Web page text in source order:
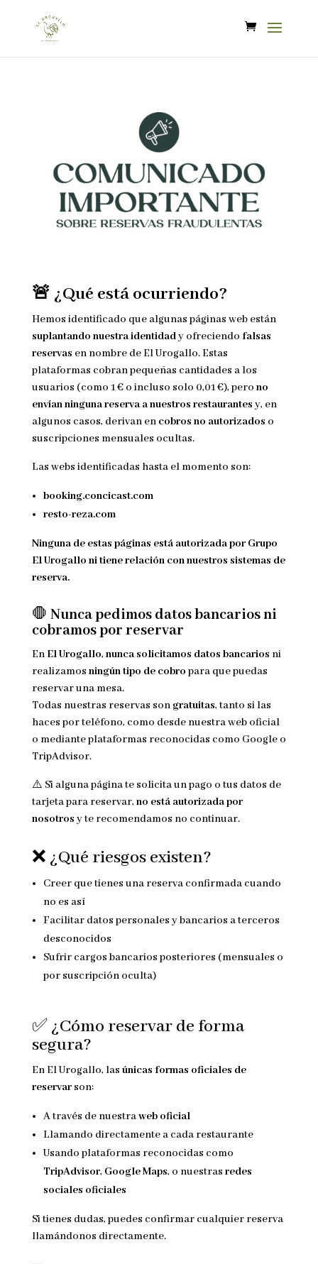
🚨 ¿Qué está ocurriendo?
Hemos identificado que algunas páginas web están
suplantando nuestra identidady ofreciendo falsas
reservas en nombre de El Urogallo. Estas
plataformas cobran pequeñas cantidades a los
usuarios (como 1 € o incluso solo 0,01 €), pero no
envían ninguna reserva a nuestros restaurantes y, en
algunos casos, derivan en cobros no autorizados o
suscripciones mensuales ocultas.
Las webs identificadas hasta el momento son:
booking.concicast.com
resto-reza.com
Ninguna de estas páginas está autorizada por Grupo
El Urogallo ni tiene relación con nuestros sistemas de
reserva.
🛑 Nunca pedimos datos bancarios ni
cobramos por reservar
EnEl Urogallo, nunca solicitamos datos bancarios ni
realizamos ningún tipo de cobro para que puedas
reservar una mesa.
Todas nuestras reservas son gratuitas, tanto si las
haces por teléfono, como desde nuestra web oficial
o mediante plataformas reconocidas como Google o
TripAdvisor.
⚠️ Si alguna página te solicita un pago o tus datos de
tarjeta para reservar, no está autorizada por
nosotros y te recomendamos no continuar.
❌ ¿Qué riesgos existen?
Creer que tienes una reserva confirmada cuando
no es así
Facilitar datos personales y bancarios a terceros
desconocidos
Sufrir cargos bancarios posteriores (mensuales o
por suscripción oculta)
✅ ¿Cómo reservar de forma
segura?
En El Urogallo, las únicas formas oficiales de
reservarson:
A través de nuestraweb oficial
Llamando directamente a cada restaurante
Usando plataformas reconocidas como
TripAdvisor, Google Maps, o nuestras redes
sociales oficiales
Si tienes dudas, puedes confirmar cualquier reserva
llamándonos directamente.